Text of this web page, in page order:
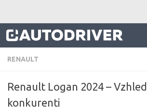
RENAULT
Renault Logan 2024 –
konkurenti